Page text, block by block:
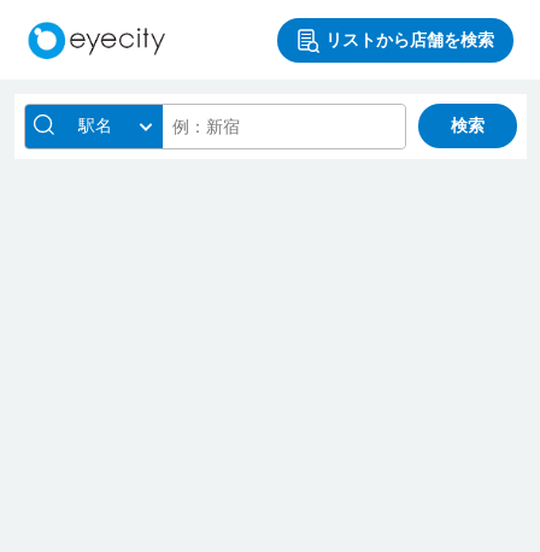
リストから店舗を検索
駅名 検索